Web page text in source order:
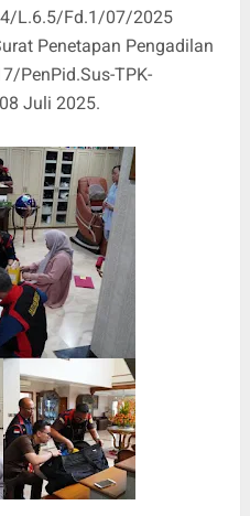
L.6.5/Fd.1/07/2025
Penetapan Pengadilan
PenPid.Sus-TPK-
Juli 2025.